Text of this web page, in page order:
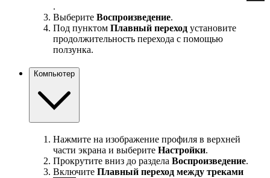
.
Выберите Воспроизведение.
Под пунктом Плавный переход установите
продолжительность перехода с помощью
ползунка.
Компьютер
Нажмите на изображение профиля в верхней
части экрана и выберите Настройки.
Прокрутите вниз до раздела Воспроизведение.
Включите Плавный переход между треками